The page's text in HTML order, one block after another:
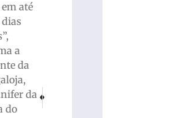
até
a
da
da
do
PRÓXIMO